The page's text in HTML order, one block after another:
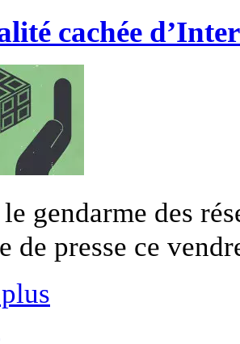
cachée
gendarme des
de presse ce